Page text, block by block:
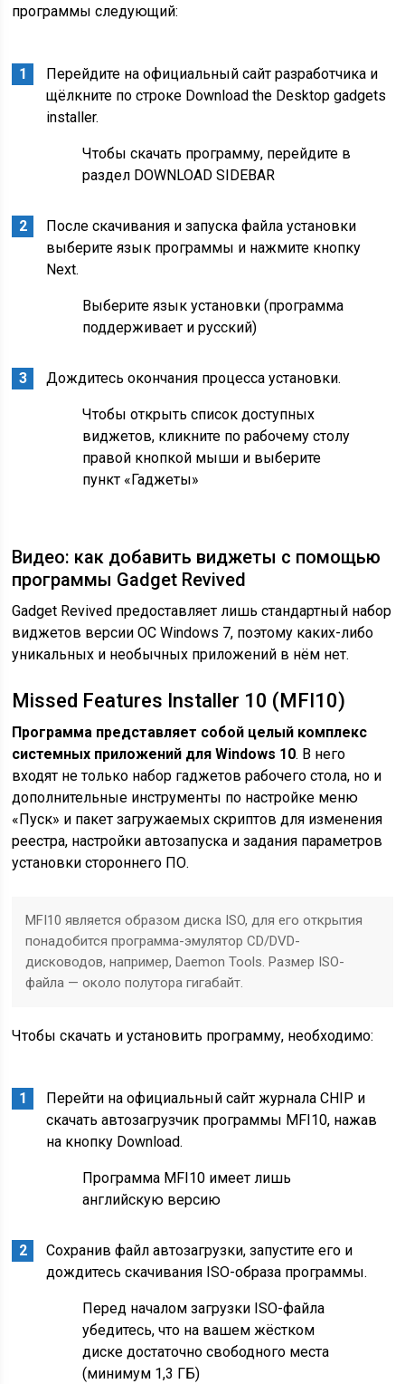
программы следующий:
Перейдите на официальный сайт разработчика и
щёлкните по строке Download the Desktop gadgets
installer.
Чтобы скачать программу, перейдите в
раздел DOWNLOAD SIDEBAR
После скачивания и запуска файла установки
выберите язык программы и нажмите кнопку
Next.
Выберите язык установки (программа
поддерживает и русский)
Дождитесь окончания процесса установки.
Чтобы открыть список доступных
виджетов, кликните по рабочему столу
правой кнопкой мыши и выберите
пункт «Гаджеты»
Видео: как добавить виджеты с помощью
программы Gadget Revived
Gadget Revived предоставляет лишь стандартный набор
виджетов версии ОС Windows 7, поэтому каких-либо
уникальных и необычных приложений в нём нет.
Missed Features Installer 10 (MFI10)
Программа представляет собой целый комплекс
системных приложений для Windows 10. В него
входят не только набор гаджетов рабочего стола, но и
дополнительные инструменты по настройке меню
«Пуск» и пакет загружаемых скриптов для изменения
реестра, настройки автозапуска и задания параметров
установки стороннего ПО.
MFI10 является образом диска ISO, для его открытия
понадобится программа-эмулятор CD/DVD-
дисководов, например, Daemon Tools. Размер ISO-
файла — около полутора гигабайт.
Чтобы скачать и установить программу, необходимо:
Перейти на официальный сайт журнала CHIP и
скачать автозагрузчик программы MFI10, нажав
на кнопку Download.
Программа MFI10 имеет лишь
английскую версию
Сохранив файл автозагрузки, запустите его и
дождитесь скачивания ISO-образа программы.
Перед началом загрузки ISO-файла
убедитесь, что на вашем жёстком
диске достаточно свободного места
(минимум 1,3 ГБ)